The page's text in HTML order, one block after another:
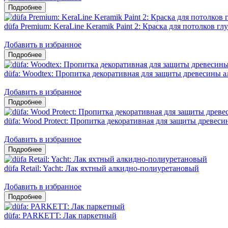
düfa Premium: KeraLine Keramik Paint 2: Краска для потолков
Добавить в избранное
düfa: Woodtex: Пропитка декоративная для защиты древесины
Добавить в избранное
düfa: Wood Protect: Пропитка декоративная для защиты
Добавить в избранное
düfa Retail: Yacht: Лак яхтный алкидно-полиуретановый
Добавить в избранное
düfa: PARKETT: Лак паркетный